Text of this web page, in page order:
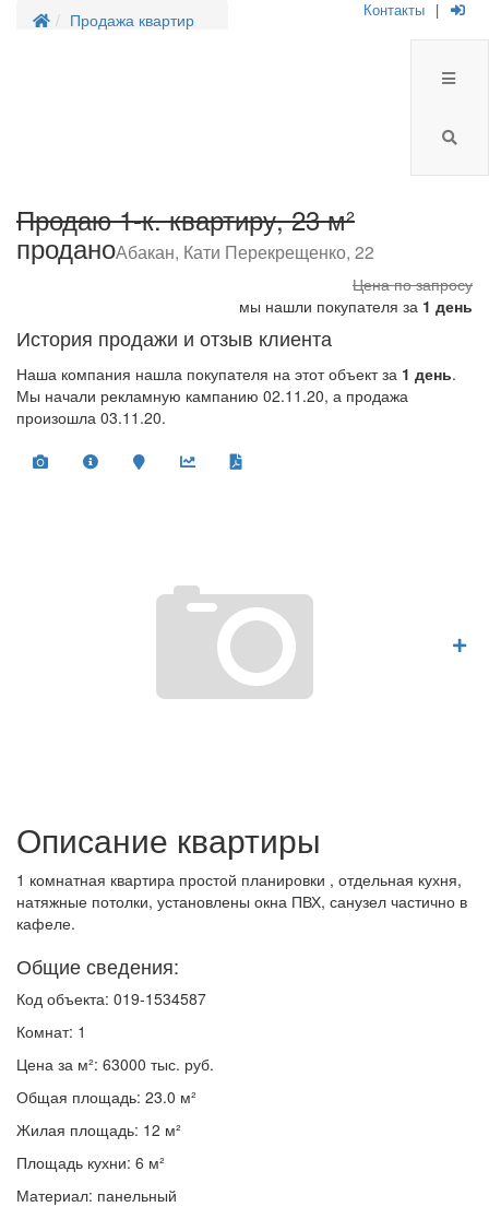
Продажа квартир Контакты |
Продаю 1-к. квартиру, 23 м²
проданоАбакан, Кати Перекрещенко, 22
Ценапо запросу
мы нашли покупателя за 1 день
История продажи и отзыв клиента
Наша компания нашла покупателя на этот объект за 1 день.
Мы начали рекламную кампанию 02.11.20, а продажа
произошла 03.11.20.
Описание квартиры
1 комнатная квартира простой планировки , отдельная кухня,
натяжные потолки, установлены окна ПВХ, санузел частично в
кафеле.
Общие сведения:
Код объекта: 019-1534587
Комнат: 1
Цена за м²: 63000 тыс. руб.
Общая площадь: 23.0 м²
Жилая площадь: 12 м²
Площадь кухни: 6 м²
Материал: панельный